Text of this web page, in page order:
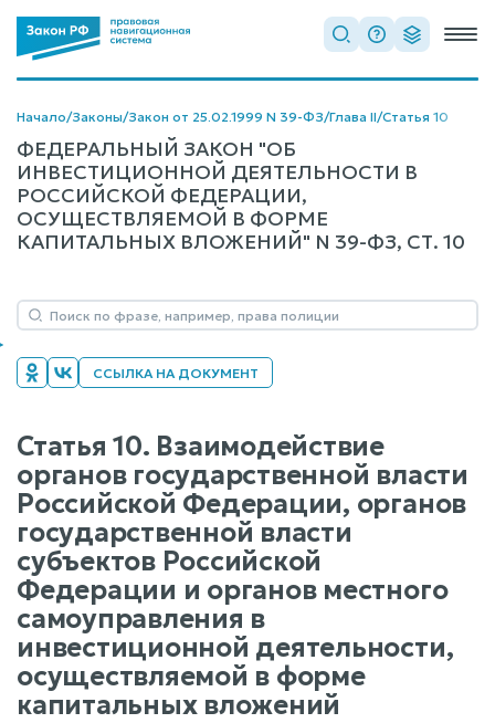
Начало/Законы/Закон от 25.02.1999 N 39-ФЗ/Глава II/Статья 10
ФЕДЕРАЛЬНЫЙ ЗАКОН "ОБ
ИНВЕСТИЦИОННОЙ ДЕЯТЕЛЬНОСТИ В
РОССИЙСКОЙ ФЕДЕРАЦИИ,
ОСУЩЕСТВЛЯЕМОЙ В ФОРМЕ
КАПИТАЛЬНЫХ ВЛОЖЕНИЙ" N 39-ФЗ, СТ. 10
ССЫЛКА НА ДОКУМЕНТ
Статья 10. Взаимодействие
органов государственной власти
Российской Федерации, органов
государственной власти
субъектов Российской
Федерации и органов местного
самоуправления в
инвестиционной деятельности,
осуществляемой в форме
капитальных вложений